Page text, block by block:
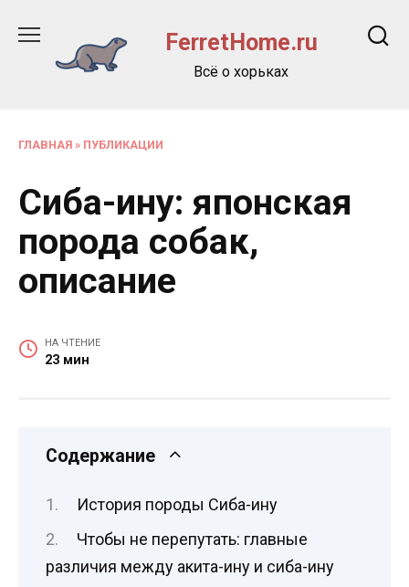
содержанию
FerretHome.ru
Всё о хорьках
ГЛАВНАЯ » ПУБЛИКАЦИИ
Сиба-ину: японская
порода собак,
описание
НА ЧТЕНИЕ
23 мин
Содержание
История породы Сиба-ину
Чтобы не перепутать: главные
различия между акита-ину и сиба-ину